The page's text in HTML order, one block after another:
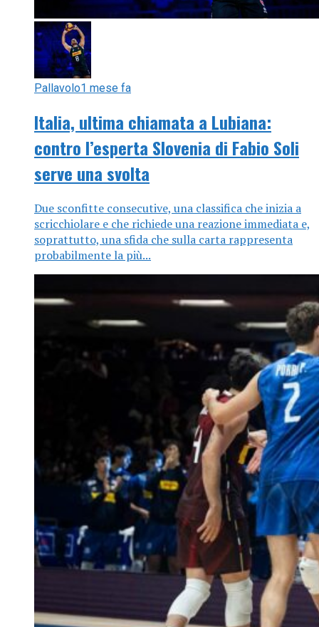
Pallavolo1 mese fa
Italia, ultima chiamata a Lubiana:
contro l’esperta Slovenia di Fabio Soli
serve una svolta
Due sconfitte consecutive, una classifica che inizia a
scricchiolare e che richiede una reazione immediata e,
soprattutto, una sfida che sulla carta rappresenta
probabilmente la più...